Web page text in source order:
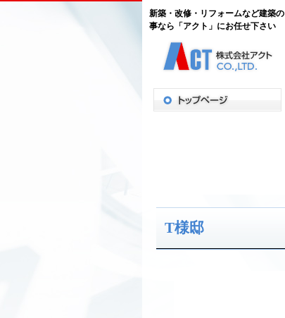
新築・改修・リフォームなど建築の
事なら「アクト」にお任せ下さい
T様邸